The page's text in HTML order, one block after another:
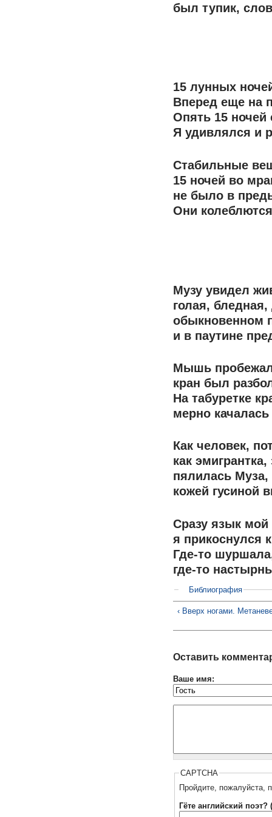
был тупик,
15 лунных
Вперед еще на
Опять 15 ночей
Я удивлялся и
Стабильные
15 ночей во
не было в
Они
Музу увидел
голая,
обыкновенном
и в паутине
Мышь
кран был
На табуретке
мерно
Как человек,
как
пялилась
кожей гусиной
Сразу язык
я прикоснулся
Где-то
где-то
Библиография
‹ Вверх ногами.
Оставить
Ваше имя:
CAPTCHA
Пройдите, пожалуйста,
Гёте английский